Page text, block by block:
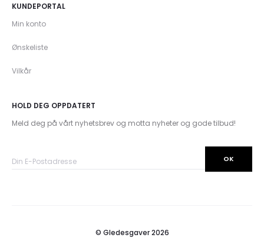
KUNDEPORTAL
Min konto
Ønskeliste
Vilkår
HOLD DEG OPPDATERT
Meld deg på vårt nyhetsbrev og motta nyheter og gode tilbud!
© Gledesgaver 2026